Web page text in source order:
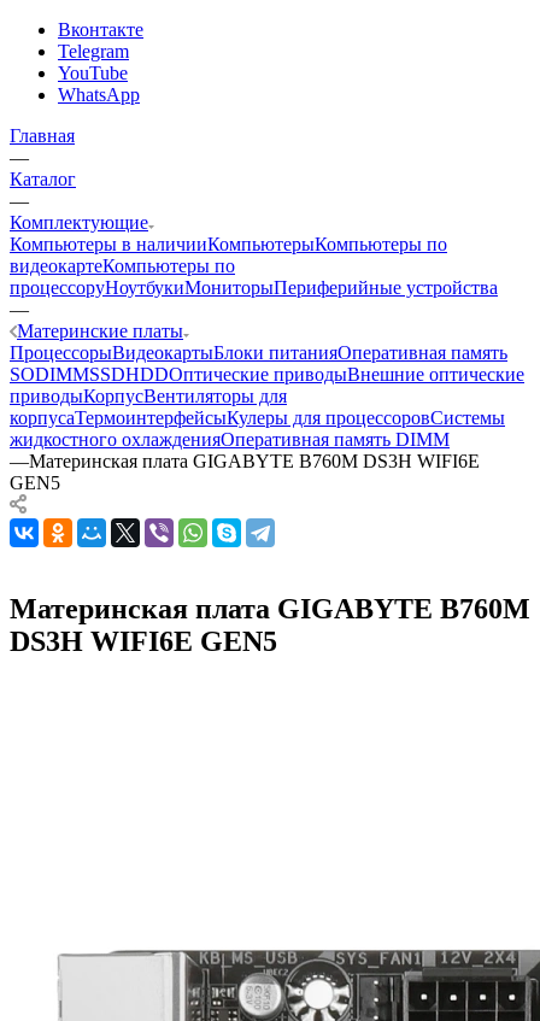
Вконтакте
Telegram
YouTube
WhatsApp
Главная
—
Каталог
—
Комплектующие
Компьютеры в наличииКомпьютерыКомпьютеры по
видеокартеКомпьютеры по
процессоруНоутбукиМониторыПериферийные устройства
—
Материнские платы
ПроцессорыВидеокартыБлоки питанияОперативная память
SODIMMSSDHDDОптические приводыВнешние оптические
приводыКорпусВентиляторы для
корпусаТермоинтерфейсыКулеры для процессоровСистемы
жидкостного охлажденияОперативная память DIMM
—Материнская плата GIGABYTE B760M DS3H WIFI6E
GEN5
Материнская плата GIGABYTE B760M
DS3H WIFI6E GEN5